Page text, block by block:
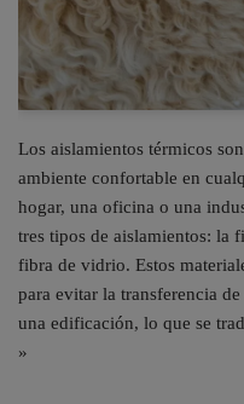
Los aislamientos térmicos
ambiente confortable en
hogar, una oficina o una
tres tipos de aislamientos: la
fibra de vidrio. Estos
para evitar la transferencia
una edificación, lo que se
»